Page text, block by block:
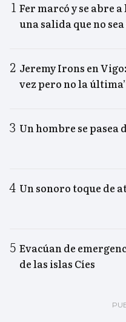
Fer marcó y se abre
una salida que no
Jeremy Irons en
vez pero no la
Un hombre se pasea
Un sonoro toque de
Evacúan de
de las islas Cíes